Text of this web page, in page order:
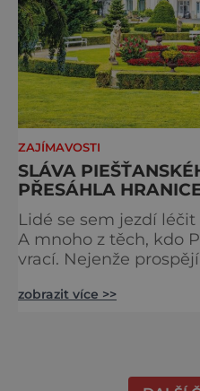
ZAJÍMAVOSTI
SLÁVA
PŘESÁHLA
Lidé se sem jezdí
A mnoho z těch, kdo
vrací. Nejenže
řekne slovenské
zobrazit více >>